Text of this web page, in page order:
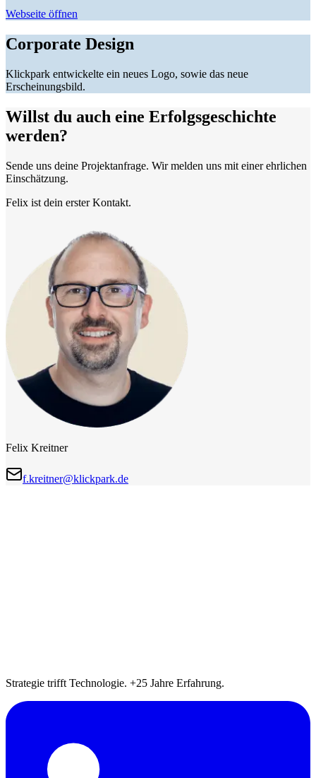
Webseite öffnen
Corporate Design
Klickpark entwickelte ein neues Logo, sowie das neue
Erscheinungsbild.
Willst du auch eine Erfolgsgeschichte
werden?
Sende uns deine Projektanfrage. Wir melden uns mit einer ehrlichen
Einschätzung.
Felix ist dein erster Kontakt.
Felix Kreitner
f.kreitner@klickpark.de
Strategie trifft Technologie. +25 Jahre Erfahrung.